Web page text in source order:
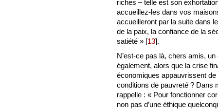
riches – telle est son
accueillez-les dans vos
accueilleront par la suite dans
de la paix, la confiance de la
satiété » [13].
N’est-ce pas là, chers amis,
également, alors que la crise
économiques appauvrissent
conditions de pauvreté ? Dans
rappelle : « Pour fonctionner
non pas d’une éthique